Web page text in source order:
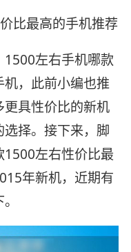
比最高的手机推荐
1500左右手机哪款
，此前小编也推
具性价比的新机
择。接下来，脚
1500左右性价比最
年新机，近期有